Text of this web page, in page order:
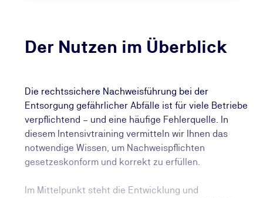
Der Nutzen im Überblick
Die rechtssichere Nachweisführung bei der
Entsorgung gefährlicher Abfälle ist für viele Betriebe
verpflichtend – und eine häufige Fehlerquelle. In
diesem Intensivtraining vermitteln wir Ihnen das
notwendige Wissen, um Nachweispflichten
gesetzeskonform und korrekt zu erfüllen.
Im Mittelpunkt steht die Entwicklung und